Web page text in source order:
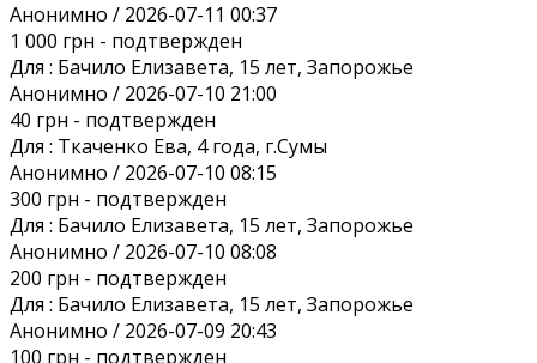
Анонимно / 2026-07-11 00:37
1 000 грн - подтвержден
Для : Бачило Елизавета, 15 лет, Запорожье
Анонимно / 2026-07-10 21:00
40 грн - подтвержден
Для : Ткаченко Ева, 4 года, г.Сумы
Анонимно / 2026-07-10 08:15
300 грн - подтвержден
Для : Бачило Елизавета, 15 лет, Запорожье
Анонимно / 2026-07-10 08:08
200 грн - подтвержден
Для : Бачило Елизавета, 15 лет, Запорожье
Анонимно / 2026-07-09 20:43
100 грн - подтвержден